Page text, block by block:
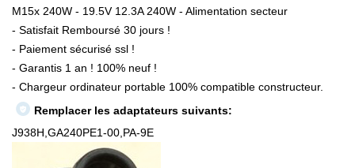
M15x 240W - 19.5V 12.3A 240W - Alimentation secteur
- Satisfait Remboursé 30 jours !
- Paiement sécurisé ssl !
- Garantis 1 an ! 100% neuf !
- Chargeur ordinateur portable 100% compatible constructeur.
Remplacer les adaptateurs suivants:
J938H,GA240PE1-00,PA-9E